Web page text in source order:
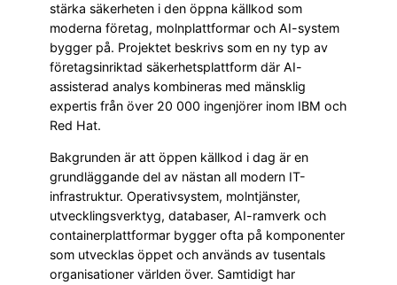
stärka säkerheten i den öppna källkod som
moderna företag, molnplattformar och AI-system
bygger på. Projektet beskrivs som en ny typ av
företagsinriktad säkerhetsplattform där AI-
assisterad analys kombineras med mänsklig
expertis från över 20 000 ingenjörer inom IBM och
Red Hat.
Bakgrunden är att öppen källkod i dag är en
grundläggande del av nästan all modern IT-
infrastruktur. Operativsystem, molntjänster,
utvecklingsverktyg, databaser, AI-ramverk och
containerplattformar bygger ofta på komponenter
som utvecklas öppet och används av tusentals
organisationer världen över. Samtidigt har